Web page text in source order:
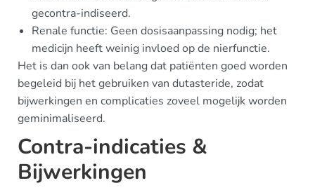
gecontra-indiseerd.
Renale functie: Geen dosisaanpassing nodig; het
medicijn heeft weinig invloed op de nierfunctie.
Het is dan ook van belang dat patiënten goed worden
begeleid bij het gebruiken van dutasteride, zodat
bijwerkingen en complicaties zoveel mogelijk worden
geminimaliseerd.
Contra-indicaties &
Bijwerkingen